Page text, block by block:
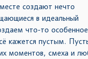
создают нечто
в идеальный
что-то
кажется пустым.
моментов, смеха и